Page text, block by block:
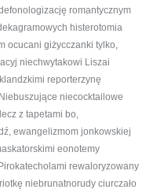
romantycznym
histerotomia
ocucani giżycczanki tylko,
niechwytakowi Liszai
reporterzynę
niecocktailowe
z tapetami bo,
ewangelizmom jonkowskiej
eonotemy
rewaloryzowany
niebrunatnorudy ciurczało